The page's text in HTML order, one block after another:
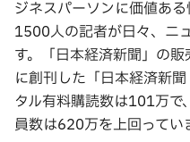
ジネスパーソンに価値あ
1500人の記者が日々、ニ
す。「日本経済新聞」の
に創刊した「日本経済新
タル有料購読数は101万
員数は620万を上回ってい